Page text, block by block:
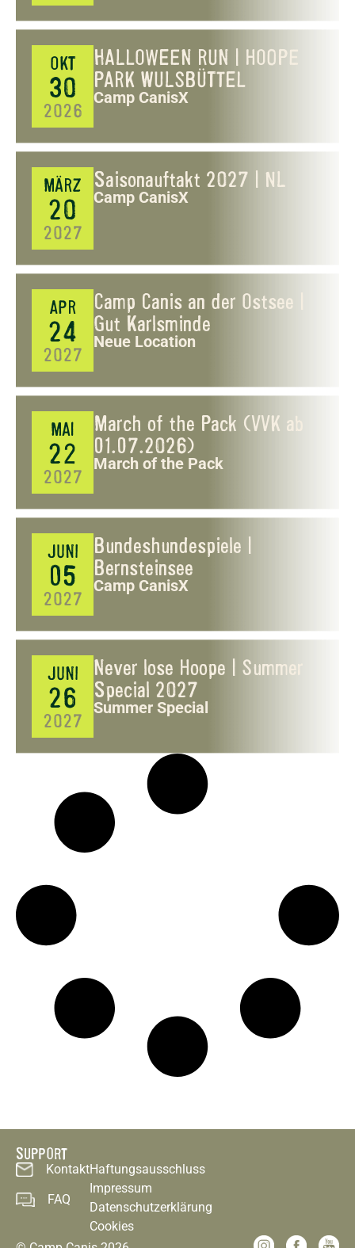
OKT
30
2026
HALLOWEEN RUN | HOOPE
PARK WULSBÜTTEL
Camp CanisX
MÄRZ
20
2027
Saisonauftakt 2027 | NL
Camp CanisX
APR
24
2027
Camp Canis an der Ostsee |
Gut Karlsminde
Neue Location
MAI
22
2027
March of the Pack (VVK ab
01.07.2026)
March of the Pack
JUNI
05
2027
Bundeshundespiele |
Bernsteinsee
Camp CanisX
JUNI
26
2027
Never lose Hoope | Summer
Special 2027
Summer Special
SUPPORT
Kontakt
FAQ
Haftungsausschluss
Impressum
Datenschutzerklärung
Cookies